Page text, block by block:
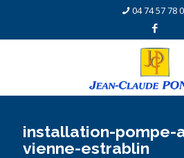
04 74 57 78
installation-pompe-
vienne-estrablin